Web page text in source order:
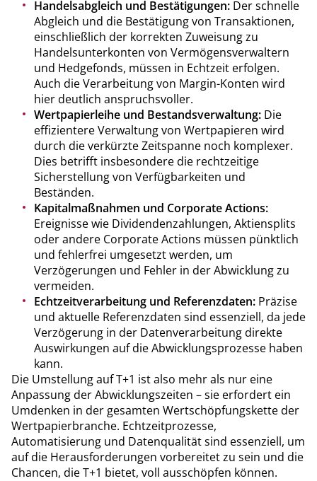
Handelsabgleich und Bestätigungen: Der schnelle
Abgleich und die Bestätigung von Transaktionen,
einschließlich der korrekten Zuweisung zu
Handelsunterkonten von Vermögensverwaltern
und Hedgefonds, müssen in Echtzeit erfolgen.
Auch die Verarbeitung von Margin-Konten wird
hier deutlich anspruchsvoller.
Wertpapierleihe und Bestandsverwaltung: Die
effizientere Verwaltung von Wertpapieren wird
durch die verkürzte Zeitspanne noch komplexer.
Dies betrifft insbesondere die rechtzeitige
Sicherstellung von Verfügbarkeiten und
Beständen.
Kapitalmaßnahmen und Corporate Actions:
Ereignisse wie Dividendenzahlungen, Aktiensplits
oder andere Corporate Actions müssen pünktlich
und fehlerfrei umgesetzt werden, um
Verzögerungen und Fehler in der Abwicklung zu
vermeiden.
Echtzeitverarbeitung und Referenzdaten: Präzise
und aktuelle Referenzdaten sind essenziell, da jede
Verzögerung in der Datenverarbeitung direkte
Auswirkungen auf die Abwicklungsprozesse haben
kann.
Die Umstellung auf T+1 ist also mehr als nur eine
Anpassung der Abwicklungszeiten – sie erfordert ein
Umdenken in der gesamten Wertschöpfungskette der
Wertpapierbranche. Echtzeitprozesse,
Automatisierung und Datenqualität sind essenziell, um
auf die Herausforderungen vorbereitet zu sein und die
Chancen, die T+1 bietet, voll ausschöpfen können.